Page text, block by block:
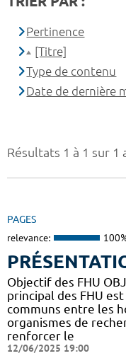
Résultats 1 à 1 sur 1
PAGES
relevance:
Objectif des FHU
principal des FHU
communs entre les
organismes de
renforcer le
12/06/2025 19:00
Pertinence
[Titre]
Type de contenu
Date de dernière